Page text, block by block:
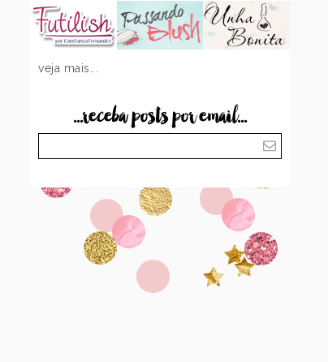
veja mais...
...receba posts por email...